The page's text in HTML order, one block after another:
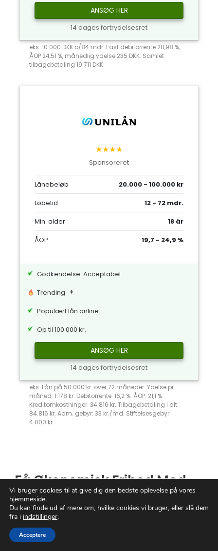
ANSØG HER
14 dages fortrydelsesret
eks: 10.000 DKK o/84 mdr. Fast debitorrente 20,98 %,
ÅOP 24,51 %, månedlig ydelse 235 DKK. Samlet
tilbagebetaling 19.711 DKK.
★★★★
Sponsoreret
Lånebeløb
20.000 - 100.000 kr
Løbetid
12 - 72 mdr.
Min. alder
18 år
ÅOP
19,7 - 24,9 %
Godkendelse: Acceptabel
Trending
Populært lån online
Op til 100.000 kr.
ANSØG HER
14 dages fortrydelsesret
eks: Lån på 50.000 kr. over 72 måneder. Ydelse pr.
måned: 1.178 kr. Debitorrente: 16,2 %. ÅOP: 21,1 %.
Kreditomkostninger: 34.816 kr. Tilbagebetaling i alt:
84.816 kr. Adm. gebyr: 33 kr./md. Stiftelsesgebyr:
4.000 kr.
Få Økonomisk Frihed Med
Sms Lån Trods RKI
Er du fanget i en økonomisk knibe og
trænger til et frisk pust til din finansielle
situation?
Vi bruger cookies til at give dig den bedste oplevelse på vores
hjemmeside.
Du kan finde ud af mere om, hvilke cookies vi bruger, eller slå dem
fra i indstillinger.
Acceptere